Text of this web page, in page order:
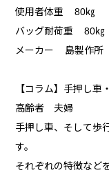
使用者体重 80㎏
バッグ耐荷重 80㎏
メーカー 島製作所
【コラム】手押し車
高齢者 夫婦
手押し車、そして歩
す。
それぞれの特徴など